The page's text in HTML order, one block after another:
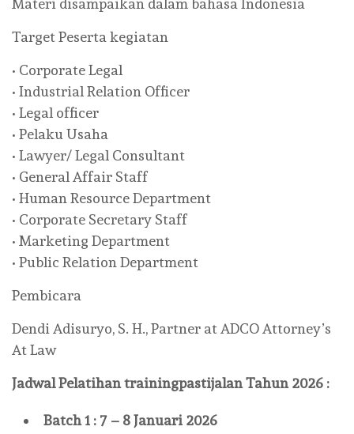
Materi disampaikan dalam bahasa Indonesia
Target Peserta kegiatan
• Corporate Legal
• Industrial Relation Officer
• Legal officer
• Pelaku Usaha
• Lawyer/ Legal Consultant
• General Affair Staff
• Human Resource Department
• Corporate Secretary Staff
• Marketing Department
• Public Relation Department
Pembicara
Dendi Adisuryo, S. H., Partner at ADCO Attorney’s
At Law
Jadwal PelatihantrainingpastijalanTahun 2026 :
Batch 1 : 7 – 8 Januari 2026